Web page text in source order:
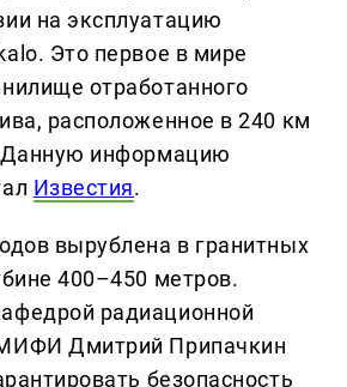
на эксплуатацию
Это первое в мире
отработанного
расположенное в 240 км
Данную информацию
Известия.
вырублена в гранитных
400–450 метров.
радиационной
Дмитрий Припачкин
безопасность